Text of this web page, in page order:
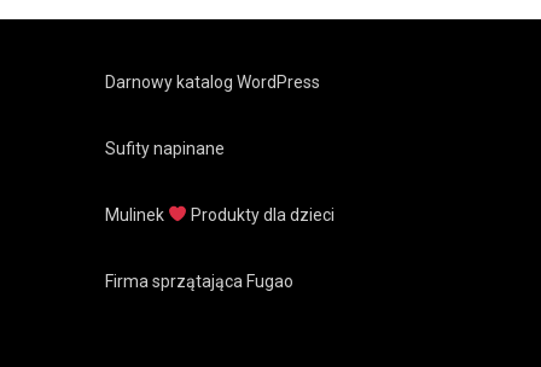
Darnowy katalog WordPress
Sufity napinane
Mulinek Produkty dla dzieci
Firma sprzątająca Fugao